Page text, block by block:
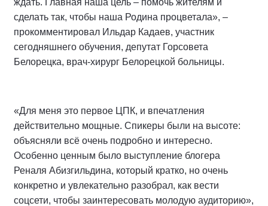
ждать. Главная наша цель – помочь жителям и
сделать так, чтобы наша Родина процветала», –
прокомментировал Ильдар Кадаев, участник
сегодняшнего обучения, депутат Горсовета
Белорецка, врач-хирург Белорецкой больницы.
«Для меня это первое ЦПК, и впечатления
действительно мощные. Спикеры были на высоте:
объясняли всё очень подробно и интересно.
Особенно ценным было выступление блогера
Реналя Абизгильдина, который кратко, но очень
конкретно и увлекательно разобрал, как вести
соцсети, чтобы заинтересовать молодую аудиторию»,